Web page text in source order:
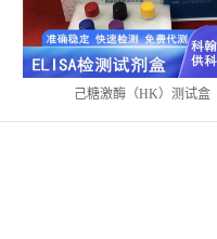
己糖激酶（HK）测试盒